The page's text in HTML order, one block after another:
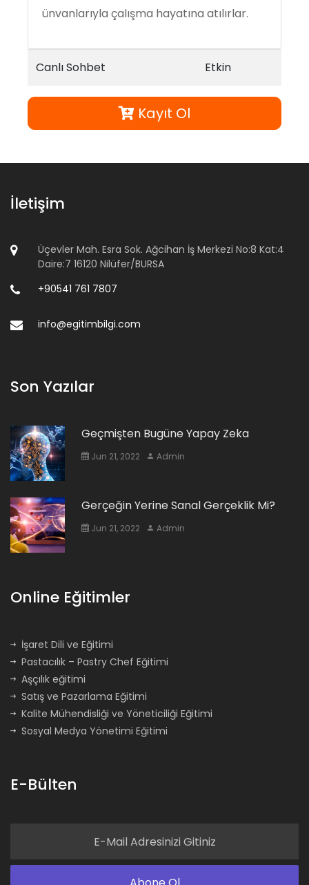
ünvanlarıyla çalışma hayatına atılırlar.
Canlı Sohbet Etkin
Kayıt Ol
İletişim
Üçevler Mah. Esra Sok. Ağcihan İş Merkezi No:8 Kat:4
Daire:7 16120 Nilüfer/BURSA
+90541 761 7807
info@egitimbilgi.com
Son Yazılar
Geçmişten Bugüne Yapay Zeka
Jun 21, 2022 Admin
Gerçeğin Yerine Sanal Gerçeklik Mi?
Jun 21, 2022 Admin
Online Eğitimler
İşaret Dili ve Eğitimi
Pastacılık – Pastry Chef Eğitimi
Aşçılık eğitimi
Satış ve Pazarlama Eğitimi
Kalite Mühendisliği ve Yöneticiliği Eğitimi
Sosyal Medya Yönetimi Eğitimi
E-Bülten